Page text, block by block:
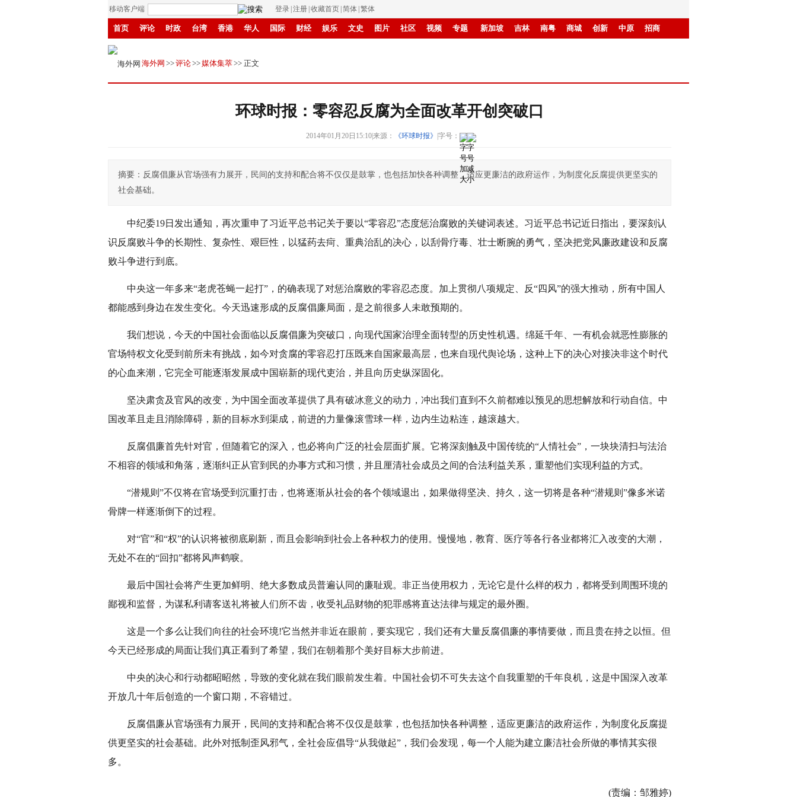
移动客户端 登录 注册 收藏首页 简体 繁体
首页 评论 时政 台湾 香港 华人 国际 财经 娱乐 文史 图片 社区 视频 专题 新加坡 吉林 南粤 商城 创新 中原 招商
县域
海外网 >>评论>>媒体集萃>> 正文
环球时报：零容忍反腐为全面改革开创突破口
2014年01月20日15:10|来源： 《环球时报》 字号：
摘要：反腐倡廉从官场强有力展开，民间的支持和配合将不仅仅是鼓掌，也包括加快各种调整，适应更廉洁的政府运作，为制度化反腐提供更坚实的
社会基础。
中纪委19日发出通知，再次重申了习近平总书记关于要以“零容忍”态度惩治腐败的关键词表述。习近平总书记近日指出，要深刻认
识反腐败斗争的长期性、复杂性、艰巨性，以猛药去疴、重典治乱的决心，以刮骨疗毒、壮士断腕的勇气，坚决把党风廉政建设和反腐
败斗争进行到底。
中央这一年多来“老虎苍蝇一起打”，的确表现了对惩治腐败的零容忍态度。加上贯彻八项规定、反“四风”的强大推动，所有中国人
都能感到身边在发生变化。今天迅速形成的反腐倡廉局面，是之前很多人未敢预期的。
我们想说，今天的中国社会面临以反腐倡廉为突破口，向现代国家治理全面转型的历史性机遇。绵延千年、一有机会就恶性膨胀的
官场特权文化受到前所未有挑战，如今对贪腐的零容忍打压既来自国家最高层，也来自现代舆论场，这种上下的决心对接决非这个时代
的心血来潮，它完全可能逐渐发展成中国崭新的现代吏治，并且向历史纵深固化。
坚决肃贪及官风的改变，为中国全面改革提供了具有破冰意义的动力，冲出我们直到不久前都难以预见的思想解放和行动自信。中
国改革且走且消除障碍，新的目标水到渠成，前进的力量像滚雪球一样，边内生边粘连，越滚越大。
反腐倡廉首先针对官，但随着它的深入，也必将向广泛的社会层面扩展。它将深刻触及中国传统的“人情社会”，一块块清扫与法治
不相容的领域和角落，逐渐纠正从官到民的办事方式和习惯，并且厘清社会成员之间的合法利益关系，重塑他们实现利益的方式。
“潜规则”不仅将在官场受到沉重打击，也将逐渐从社会的各个领域退出，如果做得坚决、持久，这一切将是各种“潜规则”像多米诺
骨牌一样逐渐倒下的过程。
对“官”和“权”的认识将被彻底刷新，而且会影响到社会上各种权力的使用。慢慢地，教育、医疗等各行各业都将汇入改变的大潮，
无处不在的“回扣”都将风声鹤唳。
最后中国社会将产生更加鲜明、绝大多数成员普遍认同的廉耻观。非正当使用权力，无论它是什么样的权力，都将受到周围环境的
鄙视和监督，为谋私利请客送礼将被人们所不齿，收受礼品财物的犯罪感将直达法律与规定的最外圈。
这是一个多么让我们向往的社会环境!它当然并非近在眼前，要实现它，我们还有大量反腐倡廉的事情要做，而且贵在持之以恒。但
今天已经形成的局面让我们真正看到了希望，我们在朝着那个美好目标大步前进。
中央的决心和行动都昭昭然，导致的变化就在我们眼前发生着。中国社会切不可失去这个自我重塑的千年良机，这是中国深入改革
开放几十年后创造的一个窗口期，不容错过。
反腐倡廉从官场强有力展开，民间的支持和配合将不仅仅是鼓掌，也包括加快各种调整，适应更廉洁的政府运作，为制度化反腐提
供更坚实的社会基础。此外对抵制歪风邪气，全社会应倡导“从我做起”，我们会发现，每一个人能为建立廉洁社会所做的事情其实很
多。
(责编：邹雅婷)